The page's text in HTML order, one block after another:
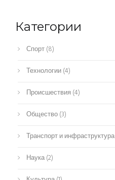
Категории
Спорт(8)
Технологии(4)
Происшествия (4)
Общество(3)
Транспорт и инфраструктура
Наука(2)